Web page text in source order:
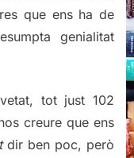
que ens ha de
genialitat
tot just 102
creure que ens
dir ben poc, però